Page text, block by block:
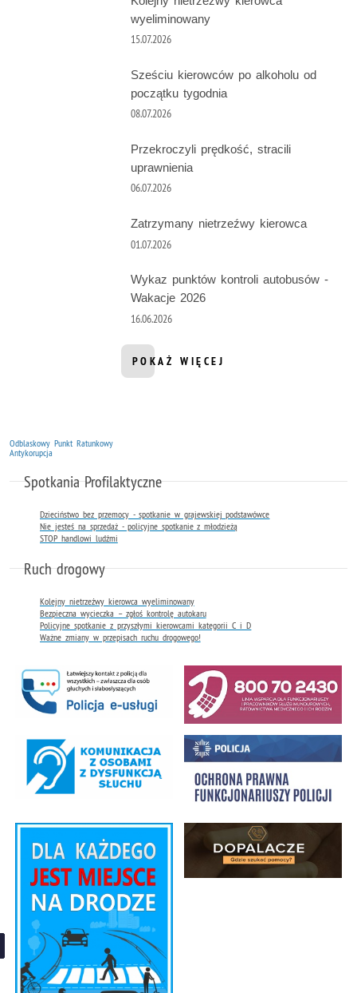
wyeliminowany
15.07.2026
Sześciu kierowców po alkoholu od
początku tygodnia
08.07.2026
Przekroczyli prędkość, stracili
uprawnienia
06.07.2026
Zatrzymany nietrzeźwy kierowca
01.07.2026
Wykaz punktów kontroli autobusów -
Wakacje 2026
16.06.2026
POKAŻ WIĘCEJ
INFORMACJI Z DZIAŁU
Odblaskowy Punkt Ratunkowy
Antykorupcja
Spotkania Profilaktyczne
Dzieciństwo bez przemocy - spotkanie w grajewskiej podstawówce
Nie jesteś na sprzedaż - policyjne spotkanie z młodzieżą
STOP handlowi ludźmi
Ruch drogowy
Kolejny nietrzeźwy kierowca wyeliminowany
Bezpieczna wycieczka – zgłoś kontrolę autokaru
Policyjne spotkanie z przyszłymi kierowcami kategorii C i D
Ważne zmiany w przepisach ruchu drogowego!